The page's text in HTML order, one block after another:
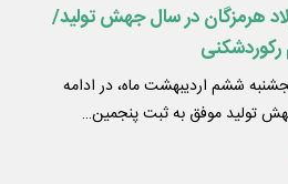
هرمزگان در سال جهش تولید/
ششم اردیبهشت ماه، در ادامه
تولید موفق به ثبت پنجمین…